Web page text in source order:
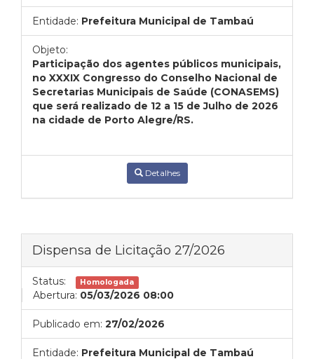
Entidade: Prefeitura Municipal de Tambaú
Objeto:
Participação dos agentes públicos municipais,
no XXXIX Congresso do Conselho Nacional de
Secretarias Municipais de Saúde (CONASEMS)
que será realizado de 12 a 15 de Julho de 2026
na cidade de Porto Alegre/RS.
Detalhes
Dispensa de Licitação 27/2026
Status: Homologada
Abertura: 05/03/2026 08:00
Publicado em: 27/02/2026
Entidade: Prefeitura Municipal de Tambaú